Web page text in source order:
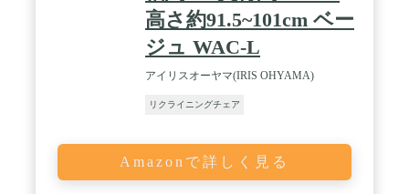
高さ約91.5~101cm ベー
ジュ WAC-L
アイリスオーヤマ(IRIS OHYAMA)
リクライニングチェア
Amazonで詳しく見る